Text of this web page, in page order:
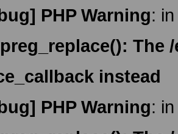
PHP Warning:
preg_replace(): The
instead
PHP Warning: